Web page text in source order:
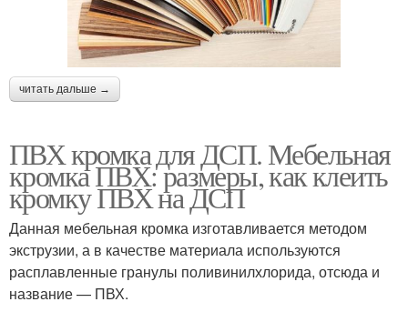
читать дальше →
ПВХ кромка для ДСП. Мебельная
кромка ПВХ: размеры, как клеить
кромку ПВХ на ДСП
Данная мебельная кромка изготавливается методом
экструзии, а в качестве материала используются
расплавленные гранулы поливинилхлорида, отсюда и
название — ПВХ.